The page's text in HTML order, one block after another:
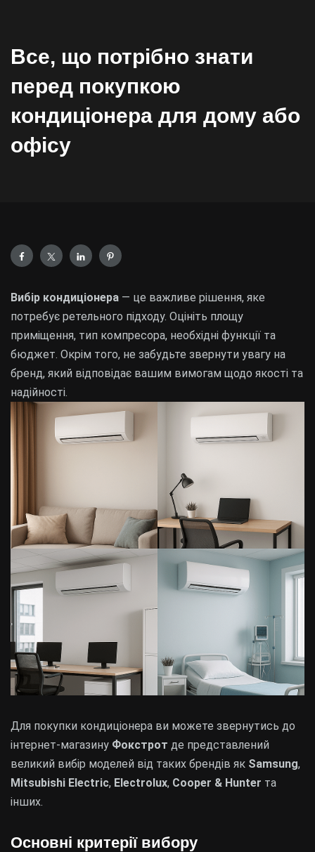
Все, що потрібно знати
перед покупкою
кондиціонера для дому або
офісу
Вибір кондиціонера — це важливе рішення, яке
потребує ретельного підходу. Оцініть площу
приміщення, тип компресора, необхідні функції та
бюджет. Окрім того, не забудьте звернути увагу на
бренд, який відповідає вашим вимогам щодо якості та
надійності.
Для покупки кондиціонера ви можете звернутись до
інтернет-магазину Фокстрот де представлений
великий вибір моделей від таких брендів як Samsung,
Mitsubishi Electric, Electrolux, Cooper & Hunter та
інших.
Основні критерії вибору